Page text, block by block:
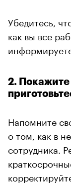
Убедитесь,
как вы все
2.
Напомните
о том, как в
сотрудника.